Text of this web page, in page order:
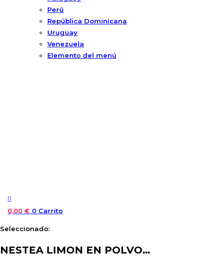
Perú
República Dominicana
Uruguay
Venezuela
Elemento del menú
0,00 € 0 Carrito
Seleccionado:
NESTEA LIMON EN POLVO…